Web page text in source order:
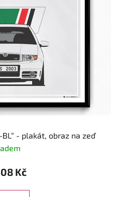
BL“ - plakát, obraz na zeď
Kč